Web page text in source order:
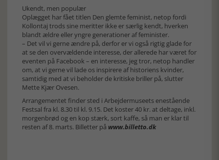
Ukendt, men populær
Oplægget har fået titlen Den glemte feminist, netop fordi
Kollontaj trods sine meritter ikke er særlig kendt, hverken
blandt ældre eller yngre generationer af feminister.
– Det vil vi gerne ændre på, derfor er vi også rigtig glade for
at se den overvældende interesse, der allerede har været for
eventen på Facebook – en interesse, jeg tror, netop handler
om, at vi gerne vil lade os inspirere af historiens kvinder,
samtidig med at vi beholder de kritiske briller på, slutter
Mette Kjær Ovesen.
Arrangementet finder sted i Arbejdermuseets enestående
Festsal fra kl. 8.30 til kl. 9.15. Det koster 40 kr. at deltage, inkl.
morgenbrød og en kop stærk, sort kaffe, så man er klar til
resten af 8. marts. Billetter på www.billetto.dk